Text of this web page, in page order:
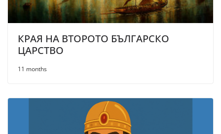
КРАЯ НА ВТОРОТО БЪЛГАРСКО
ЦАРСТВО
11 months